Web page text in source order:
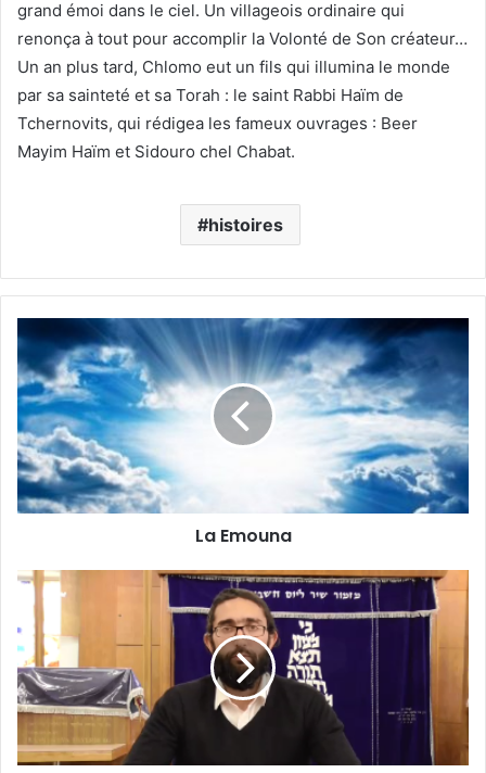
grand émoi dans le ciel. Un villageois ordinaire qui
renonça à tout pour accomplir la Volonté de Son créateur…
Un an plus tard, Chlomo eut un fils qui illumina le monde
par sa sainteté et sa Torah : le saint Rabbi Haïm de
Tchernovits, qui rédigea les fameux ouvrages : Beer
Mayim Haïm et Sidouro chel Chabat.
histoires
La Emouna